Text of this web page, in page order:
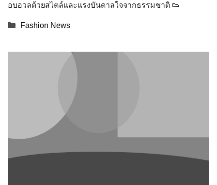
อบอวลด้วยสไตล์และแรงบันดาลใจจากธรรมชาติ 👟
Categories
Fashion News